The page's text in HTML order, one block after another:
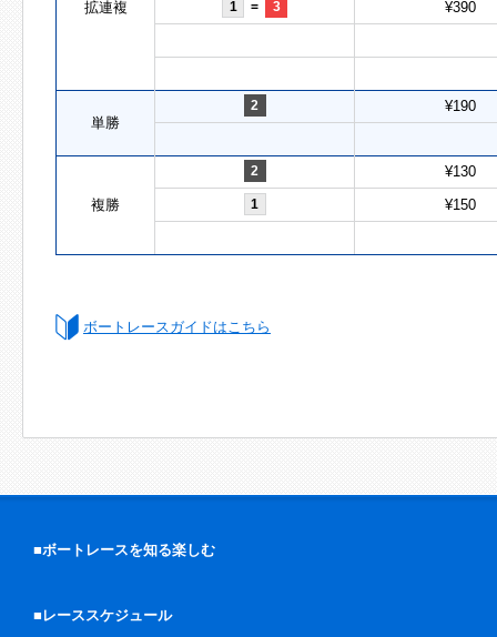
拡連複 1 = 3 ¥390
単勝
2 ¥190
複勝
2 ¥130
1 ¥150
ボートレースガイドはこちら
■ボートレースを知る楽しむ
■レーススケジュール